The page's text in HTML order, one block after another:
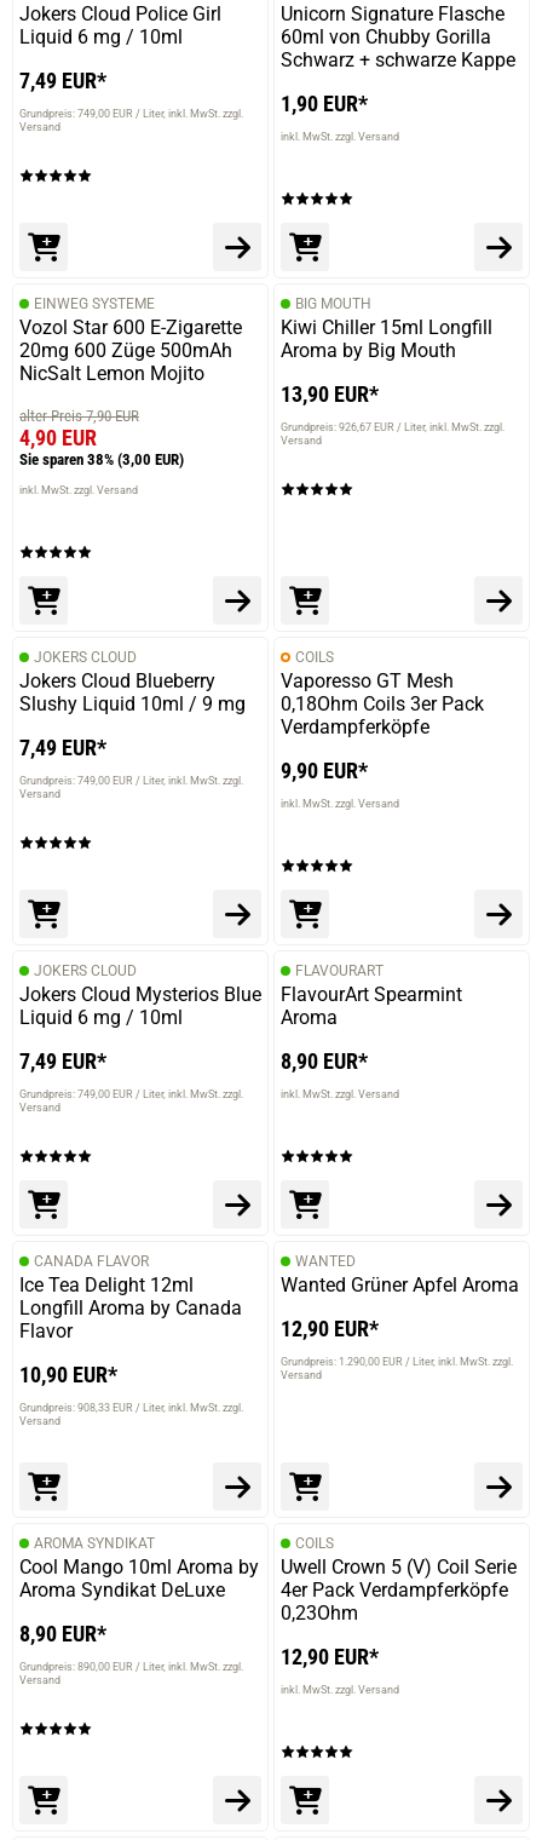
prev
Jokers Cloud Police Girl
Liquid 6 mg / 10ml
7,49 EUR*
Grundpreis: 749,00 EUR / Liter inkl. MwSt. zzgl.
Versand
Unicorn Signature Flasche
60ml von Chubby Gorilla
Schwarz + schwarze Kappe
1,90 EUR*
inkl. MwSt. zzgl. Versand
EINWEG SYSTEME
Vozol Star 600 E-Zigarette
20mg 600 Züge 500mAh
NicSalt Lemon Mojito
alter Preis 7,90 EUR
4,90 EUR
Sie sparen 38% (3,00 EUR)
inkl. MwSt. zzgl. Versand
BIG MOUTH
Kiwi Chiller 15ml Longfill
Aroma by Big Mouth
13,90 EUR*
Grundpreis: 926,67 EUR / Liter inkl. MwSt. zzgl.
Versand
JOKERS CLOUD
Jokers Cloud Blueberry
Slushy Liquid 10ml / 9 mg
7,49 EUR*
Grundpreis: 749,00 EUR / Liter inkl. MwSt. zzgl.
Versand
COILS
Vaporesso GT Mesh
0,18Ohm Coils 3er Pack
Verdampferköpfe
9,90 EUR*
inkl. MwSt. zzgl. Versand
JOKERS CLOUD
Jokers Cloud Mysterios Blue
Liquid 6 mg / 10ml
7,49 EUR*
Grundpreis: 749,00 EUR / Liter inkl. MwSt. zzgl.
Versand
FLAVOURART
FlavourArt Spearmint
Aroma
8,90 EUR*
inkl. MwSt. zzgl. Versand
CANADA FLAVOR
Ice Tea Delight 12ml
Longfill Aroma by Canada
Flavor
10,90 EUR*
Grundpreis: 908,33 EUR / Liter inkl. MwSt. zzgl.
Versand
WANTED
Wanted Grüner Apfel Aroma
12,90 EUR*
Grundpreis: 1.290,00 EUR / Liter inkl. MwSt. zzgl.
Versand
AROMA SYNDIKAT
Cool Mango 10ml Aroma by
Aroma Syndikat DeLuxe
8,90 EUR*
Grundpreis: 890,00 EUR / Liter inkl. MwSt. zzgl.
Versand
COILS
Uwell Crown 5 (V) Coil Serie
4er Pack Verdampferköpfe
0,23Ohm
12,90 EUR*
inkl. MwSt. zzgl. Versand